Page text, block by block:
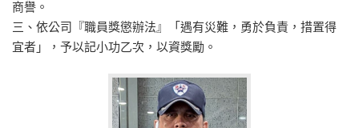
商譽。
三、依公司『職員獎懲辦法』「遇有災難，勇於負責，措置得
宜者」，予以記小功乙次，以資獎勵。